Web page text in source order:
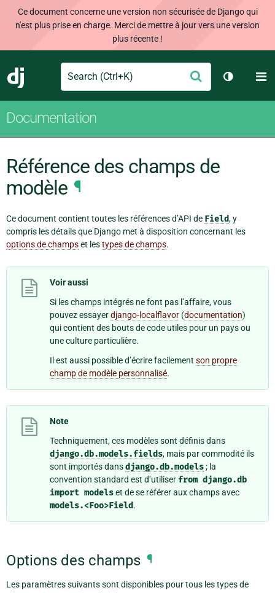
Ce document concerne une version non sécurisée de Django qui
n'est plus prise en charge. Merci de mettre à jour vers une version
plus récente !
Django
Search Envoyer
Changer
Documentation
Référence des champs de
modèle ¶
Ce document contient toutes les références d’API de Field, y
compris les détails que Django met à disposition concernant les
options de champset lestypes de champs.
Voir aussi
Si les champs intégrés ne font pas l’affaire, vous
pouvez essayerdjango-localflavor (documentation)
qui contient des bouts de code utiles pour un pays ou
une culture particulière.
Il est aussi possible d’écrire facilement son propre
champ de modèle personnalisé.
Note
Techniquement, ces modèles sont définis dans
django.db.models.fields, mais par commodité ils
sont importés dansdjango.db.models; la
convention standard est d’utiliser from django.db
import modelset de se référer aux champs avec
models.<Foo>Field.
Options des champs ¶
Les paramètres suivants sont disponibles pour tous les types de